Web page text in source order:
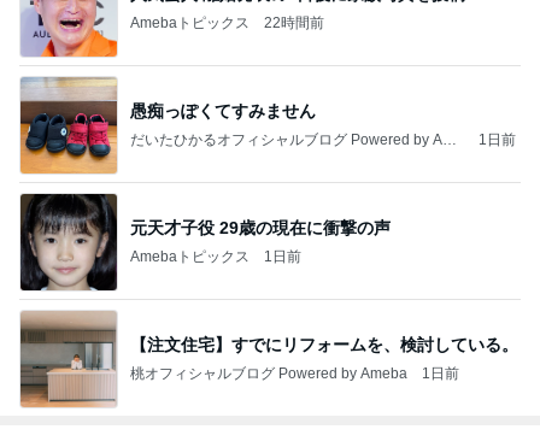
Amebaトピックス 22時間前
愚痴っぽくてすみません
だいたひかるオフィシャルブログ Powered by Ame
1日前
元天才子役 29歳の現在に衝撃の声
Amebaトピックス 1日前
【注文住宅】すでにリフォームを、検討している。
桃オフィシャルブログ Powered by Ameba 1日前